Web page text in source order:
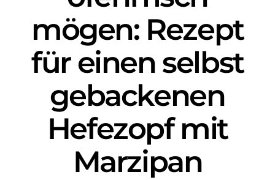
mögen: Rezept
für einen selbst
gebackenen
Hefezopf mit
Marzipan